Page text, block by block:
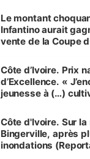
Le montant
Infantino aurait
vente de la Coupe
Côte d’Ivoire. Prix
d’Excellence. «
jeunesse à (…)
(Alassane Ouattara
Côte d'Ivoire. Sur la
Bingerville, après
inondations